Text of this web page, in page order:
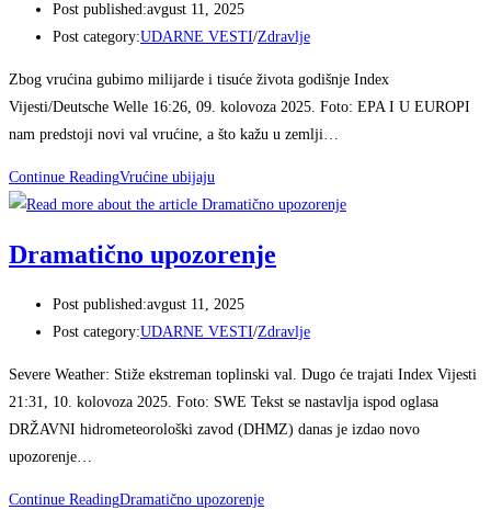
Post published:avgust 11, 2025
Post category:UDARNE VESTI/Zdravlje
Zbog vrućina gubimo milijarde i tisuće života godišnje Index
Vijesti/Deutsche Welle 16:26, 09. kolovoza 2025. Foto: EPA I U EUROPI
nam predstoji novi val vrućine, a što kažu u zemlji…
Continue ReadingVrućine ubijaju
Dramatično upozorenje
Post published:avgust 11, 2025
Post category:UDARNE VESTI/Zdravlje
Severe Weather: Stiže ekstreman toplinski val. Dugo će trajati Index Vijesti
21:31, 10. kolovoza 2025. Foto: SWE Tekst se nastavlja ispod oglasa
DRŽAVNI hidrometeorološki zavod (DHMZ) danas je izdao novo
upozorenje…
Continue ReadingDramatično upozorenje